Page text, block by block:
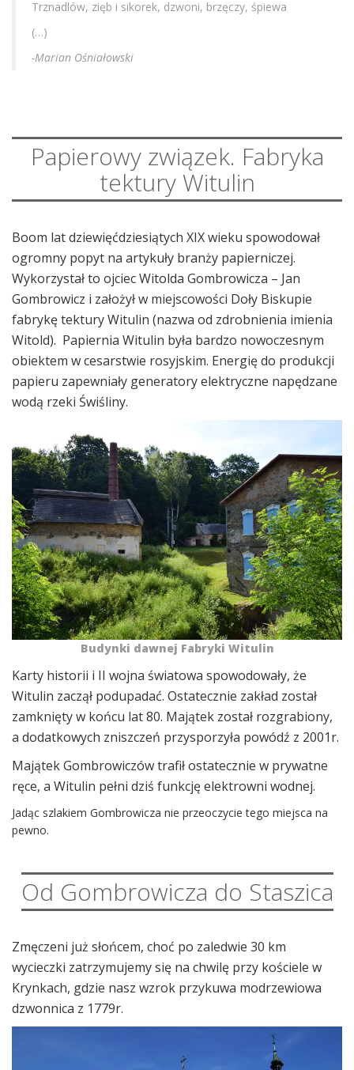
Trznadlów, zięb i sikorek, dzwoni, brzęczy, śpiewa
(…)
-Marian Ośniałowski
Papierowy związek. Fabryka
tektury Witulin
Boom lat dziewięćdziesiątych XIX wieku spowodował
ogromny popyt na artykuły branży papierniczej.
Wykorzystał to ojciec Witolda Gombrowicza – Jan
Gombrowicz i założył w miejscowości Doły Biskupie
fabrykę tektury Witulin (nazwa od zdrobnienia imienia
Witold). Papiernia Witulin była bardzo nowoczesnym
obiektem w cesarstwie rosyjskim. Energię do produkcji
papieru zapewniały generatory elektryczne napędzane
wodą rzeki Świśliny.
Budynki dawnej Fabryki Witulin
Karty historii i II wojna światowa spowodowały, że
Witulin zaczął podupadać. Ostatecznie zakład został
zamknięty w końcu lat 80. Majątek został rozgrabiony,
a dodatkowych zniszczeń przysporzyła powódź z 2001r.
Majątek Gombrowiczów trafił ostatecznie w prywatne
ręce, a Witulin pełni dziś funkcję elektrowni wodnej.
Jadąc szlakiem Gombrowicza nie przeoczycie tego miejsca na
pewno.
Od Gombrowicza do Staszica
Zmęczeni już słońcem, choć po zaledwie 30 km
wycieczki zatrzymujemy się na chwilę przy kościele w
Krynkach, gdzie nasz wzrok przykuwa modrzewiowa
dzwonnica z 1779r.